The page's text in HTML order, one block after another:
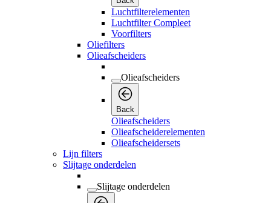
Luchtfilterelementen
Luchtfilter Compleet
Voorfilters
Oliefilters
Olieafscheiders
Olieafscheiders
Back
Olieafscheiders
Olieafscheiderelementen
Olieafscheidersets
Lijn filters
Slijtage onderdelen
Slijtage onderdelen